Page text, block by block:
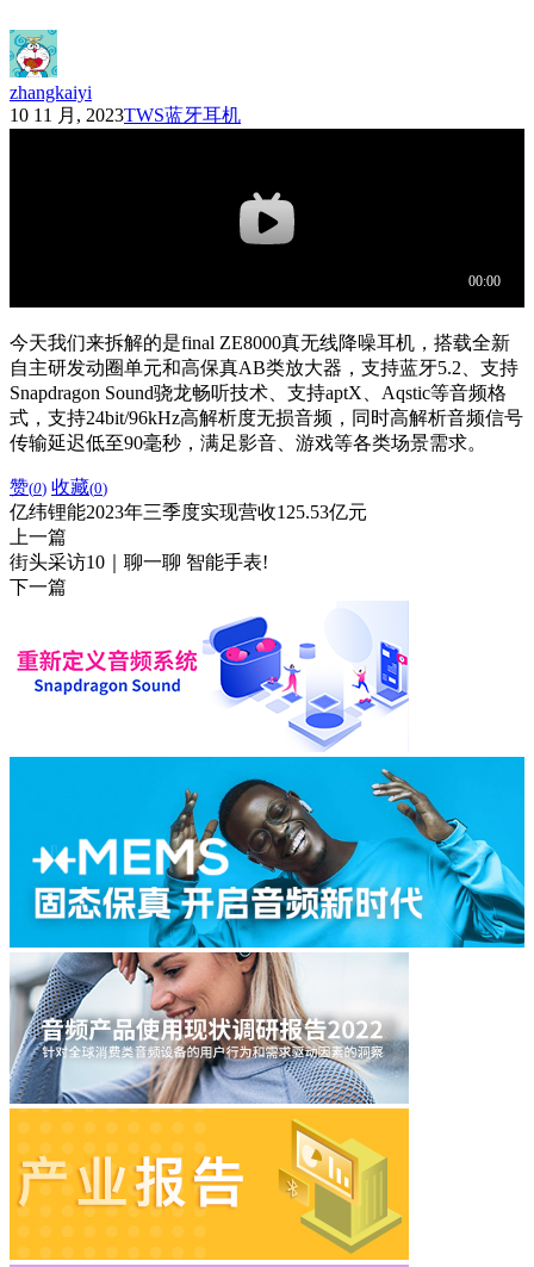
zhangkaiyi
10 11 月, 2023TWS蓝牙耳机
今天我们来拆解的是final ZE8000真无线降噪耳机，搭载全新
自主研发动圈单元和高保真AB类放大器，支持蓝牙5.2、支持
Snapdragon Sound骁龙畅听技术、支持aptX、Aqstic等音频格
式，支持24bit/96kHz高解析度无损音频，同时高解析音频信号
传输延迟低至90毫秒，满足影音、游戏等各类场景需求。
赞(0) 收藏(0)
亿纬锂能2023年三季度实现营收125.53亿元
上一篇
街头采访10｜聊一聊 智能手表!
下一篇